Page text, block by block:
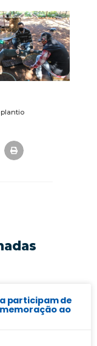
plantio
participam de
ao